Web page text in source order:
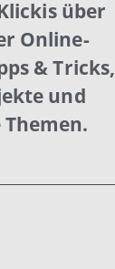
über
Online-
& Tricks,
und